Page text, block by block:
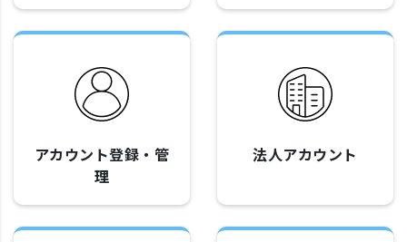
アカウント登録・管
理
法人アカウント